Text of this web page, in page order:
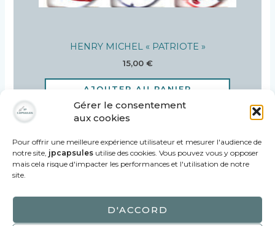
Gérer le consentement
aux cookies
Pour offrir une meilleure expérience utilisateur et mesurer l'audience de
notre site, jpcapsules utilise des cookies. Vous pouvez vous y opposer
mais cela risque d'impacter les performances et l'utilisation de notre
site.
D'ACCORD
HENRY MICHEL « PATRIOTE »
15,00 €
AJOUTER AU PANIER
capsules de Champagne Propriétaires et